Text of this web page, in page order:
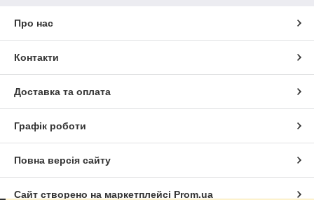
Про нас
Контакти
Доставка та оплата
Графік роботи
Повна версія сайту
Сайт створено на маркетплейсі Prom.ua